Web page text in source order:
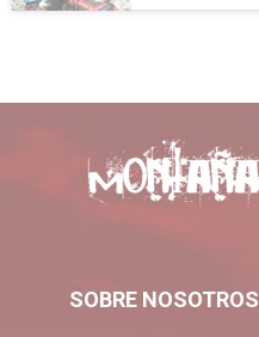
SOBRE NOSOTROS